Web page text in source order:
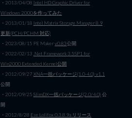
・2013/04/08 Intel HD Graphic Driver for
Windows 2000を作ってみた
・2013/01/18 Intel Matrix Storage Manager 8.9
更新(PCH/PCHM 対応)
・2023/08/15 PE Makerv0.83公開
・2022/02/13 .Net Framework 3.5SP1 for
Win2000 Extended Kernel公開
・2012/09/27XNA一括パッケージ(1.0-4.0) v1.1
公開
・2012/09/25 SlimDX一括パッケージ(2.0/4.0) 公
開
・2012/8/28 Ese Lolifox 0.3.8.9a リリース